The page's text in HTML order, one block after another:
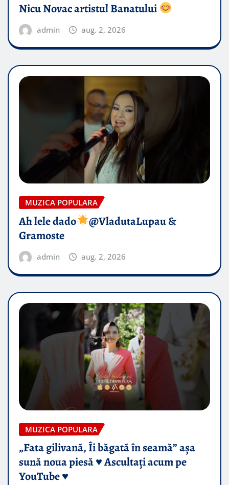
Nicu Novac artistul Banatului
admin aug. 2, 2026
MUZICA POPULARA
Ah lele dado​
@VladutaLupau &
Gramoste
admin aug. 2, 2026
MUZICA POPULARA
„Fata gilivană, Îi băgată în seamă” așa
sună noua piesă ♥️ Ascultați acum pe
YouTube ♥️